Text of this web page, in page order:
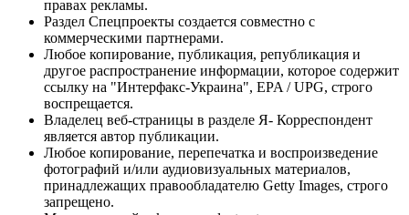
правах рекламы.
Раздел Спецпроекты создается совместно с
коммерческими партнерами.
Любое копирование, публикация, републикация и
другое распространение информации, которое содержит
ссылку на "Интерфакс-Украина", EPA / UPG, строго
воспрещается.
Владелец веб-страницы в разделе Я- Корреспондент
является автор публикации.
Любое копирование, перепечатка и воспроизведение
фотографий и/или аудиовизуальных материалов,
принадлежащих правообладателю Getty Images, строго
запрещено.